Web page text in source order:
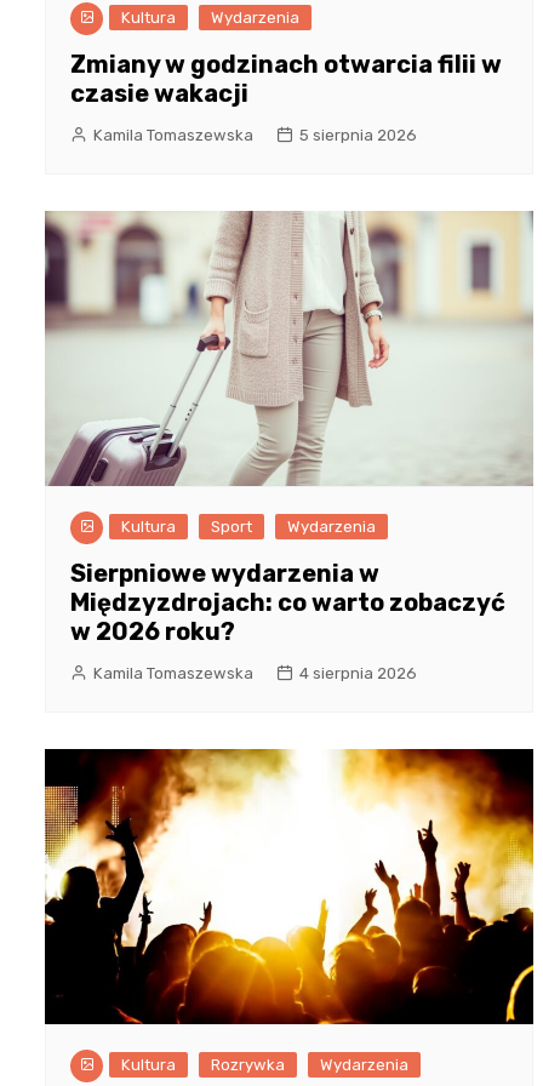
Kultura Wydarzenia
Zmiany w godzinach otwarcia filii w
czasie wakacji
Kamila Tomaszewska 5 sierpnia 2026
Kultura Sport Wydarzenia
Sierpniowe wydarzenia w
Międzyzdrojach: co warto zobaczyć
w 2026 roku?
Kamila Tomaszewska 4 sierpnia 2026
Kultura Rozrywka Wydarzenia